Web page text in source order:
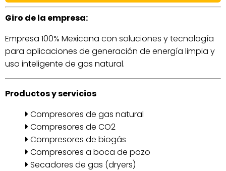
Giro de la empresa:
Empresa 100% Mexicana con soluciones y tecnología
para aplicaciones de generación de energía limpia y
uso inteligente de gas natural.
Productos y servicios
Compresores de gas natural
Compresores de CO2
Compresores de biogás
Compresores a boca de pozo
Secadores de gas (dryers)